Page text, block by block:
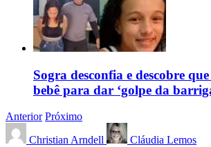
Sogra desconfia e descobre
bebê para dar ‘golpe da
Anterior Próximo
Christian Arndell
Cláudia Lemos